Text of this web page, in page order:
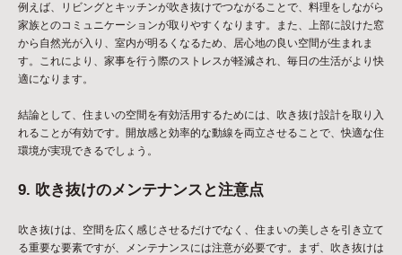
例えば、リビングとキッチンが吹き抜けでつながることで、料理をしながら
家族とのコミュニケーションが取りやすくなります。また、上部に設けた窓
から自然光が入り、室内が明るくなるため、居心地の良い空間が生まれま
す。これにより、家事を行う際のストレスが軽減され、毎日の生活がより快
適になります。
結論として、住まいの空間を有効活用するためには、吹き抜け設計を取り入
れることが有効です。開放感と効率的な動線を両立させることで、快適な住
環境が実現できるでしょう。
9. 吹き抜けのメンテナンスと注意点
吹き抜けは、空間を広く感じさせるだけでなく、住まいの美しさを引き立て
る重要な要素ですが、メンテナンスには注意が必要です。まず、吹き抜けは